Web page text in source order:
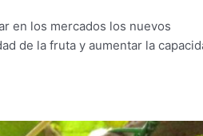
en los mercados los nuevos
de la fruta y aumentar la